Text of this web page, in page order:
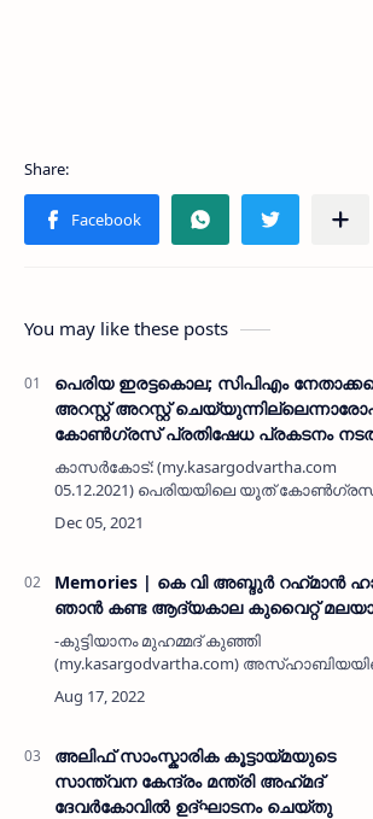
You may like these posts
പെരിയ ഇരട്ടകൊല; സിപിഎം
അറസ്റ്റ് അറസ്റ്റ്
കോൺഗ്രസ് പ്രതിഷേധ പ്രകടനം
കാസർകോട്: (my.kasargodvartha.com
05.12.2021) പെരിയയിലെ യൂത്
പ്രവർത്തരായിരുന്ന കൃപേഷ് - ശരത് ലാൽ
കൊലപാതക കേസിൽ മുൻ എംഎൽഎ
പ്രതി ചേർത്തിട്ട…
Memories | കെ വി അബ്ദുർ റഹ്‌മാൻ
ഞാന്‍ കണ്ട ആദ്യകാല കുവൈറ്റ്
-കുട്ടിയാനം മുഹമ്മദ് കുഞ്ഞി
(my.kasargodvartha.com)
എന്‍റെ മുറിക്കുള്ളില്‍ ഇരുന്നും കിടന്നും
വായിച്ചും മടുപ്പ് വരുമ്പോള്‍ ചിലപ്പോള്‍ പിറക്
അലിഫ് സാംസ്കാരിക കൂട്ടായ്മയുടെ
സാന്ത്വന കേന്ദ്രം മന്ത്രി അഹ്‌മദ്‌
ദേവർകോവിൽ ഉദ്‌ഘാടനം ചെയ്‌തു